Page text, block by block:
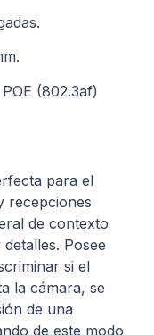
(802.3af)
para el
recepciones
de contexto
Posee
si el
la cámara, se
de una
de este modo